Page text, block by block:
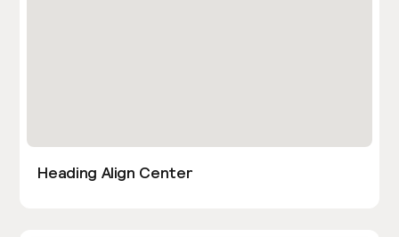
Heading Align Center